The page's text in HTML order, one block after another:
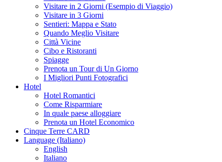
Visitare in 2 Giorni (Esempio di Viaggio)
Visitare in 3 Giorni
Sentieri: Mappa e Stato
Quando Meglio Visitare
Città Vicine
Cibo e Ristoranti
Spiagge
Prenota un Tour di Un Giorno
I Migliori Punti Fotografici
Hotel
Hotel Romantici
Come Risparmiare
In quale paese alloggiare
Prenota un Hotel Economico
Cinque Terre CARD
Language (Italiano)
English
Italiano